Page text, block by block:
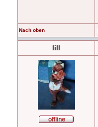
Nach oben
lill